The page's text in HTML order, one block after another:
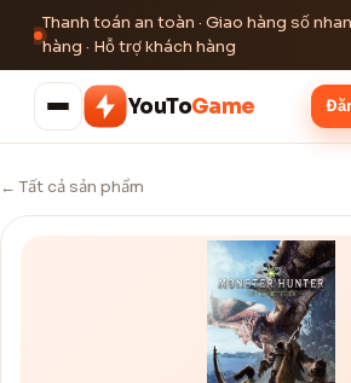
Thanh toán an toàn · Giao hàng số
hàng · Hỗ trợ khách hàng
YouToGame
← Tất cả sản phẩm